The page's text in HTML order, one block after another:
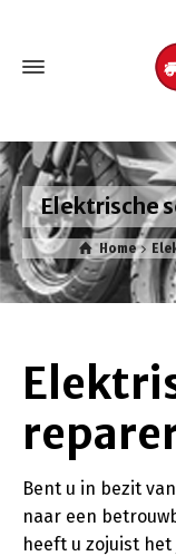
Elektrische
Home
Bent u in bezit
naar een
heeft u zojuist